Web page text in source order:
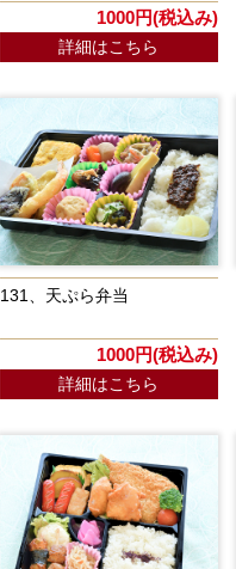
1000円(税込み)
詳細はこちら
131、天ぷら弁当
1000円(税込み)
詳細はこちら